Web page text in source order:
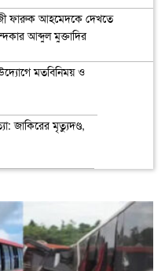
ফারুক আহমেদকে দেখতে
আব্দুল মুক্তাদির
মতবিনিময় ও
জাকিরের মৃত্যুদণ্ড,